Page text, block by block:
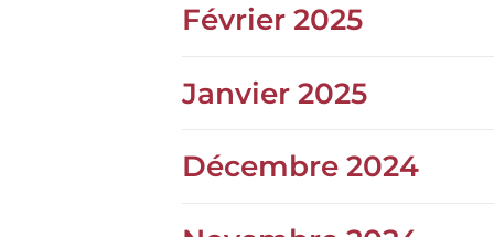
Février 2025
Janvier 2025
Décembre 2024